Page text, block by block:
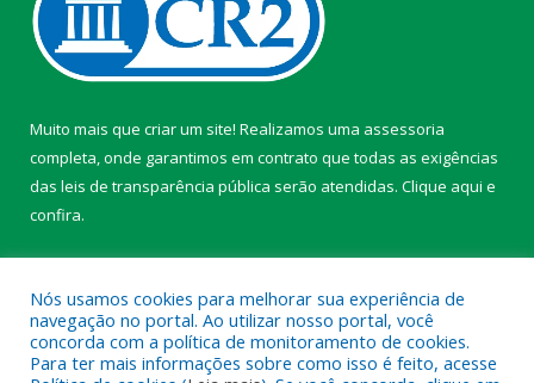
Muito mais que criar um site! Realizamos uma assessoria
completa, onde garantimos em contrato que todas as exigências
das leis de transparência pública serão atendidas. Clique aqui e
confira.
Nós usamos cookies para melhorar sua experiência de
navegação no portal. Ao utilizar nosso portal, você
concorda com a política de monitoramento de cookies.
Para ter mais informações sobre como isso é feito, acesse